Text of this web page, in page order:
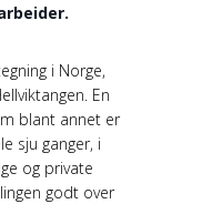
i Norge,
En
blant annet er
sju ganger, i
og private
godt over